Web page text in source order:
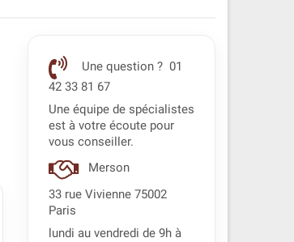
Une question ? 01
42 33 81 67
Une équipe de spécialistes
est à votre écoute pour
vous conseiller.
Merson
33 rue Vivienne 75002
Paris
lundi au vendredi de 9h à